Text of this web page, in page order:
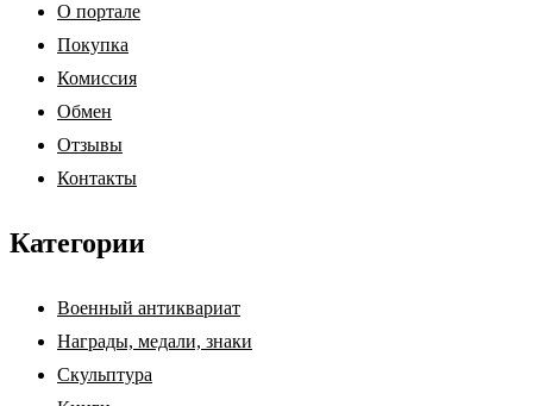
О портале
Покупка
Комиссия
Обмен
Отзывы
Контакты
Категории
Военный антиквариат
Награды, медали, знаки
Скульптура